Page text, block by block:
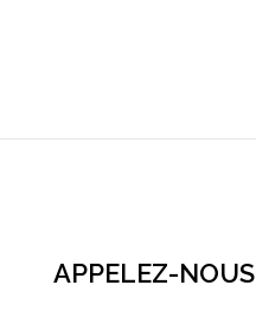
APPELEZ-NOUS